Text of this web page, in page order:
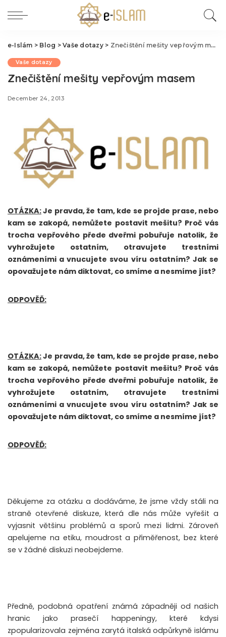
e-Islám > Blog >Vaše dotazy> Znečištění mešity vepřovým masem
Vaše dotazy
Znečištění mešity vepřovým masem
December 24, 2013
OTÁZKA:Je pravda, že tam, kde se projde prase, nebo
kam se zakopá, nemůžete postavit mešitu? Proč vás
trocha vepřového přede dveřmi pobuřuje natolik, že
vyhrožujete ostatním, otravujete trestními
oznámeními a vnucujete svou víru ostatním? Jak se
opovažujete nám diktovat, co smíme a nesmíme jíst?
ODPOVĚĎ:
OTÁZKA:Je pravda, že tam, kde se projde prase, nebo
kam se zakopá, nemůžete postavit mešitu? Proč vás
trocha vepřového přede dveřmi pobuřuje natolik, že
vyhrožujete ostatním, otravujete trestními
oznámeními a vnucujete svou víru ostatním? Jak se
opovažujete nám diktovat, co smíme a nesmíme jíst?
ODPOVĚĎ:
Děkujeme za otázku a dodáváme, že jsme vždy stáli na
straně otevřené diskuze, která dle nás může vyřešit a
vyjasnit většinu problémů a sporů mezi lidmi. Zároveň
apelujeme na etiku, moudrost a přiměřenost, bez které
se v žádné diskuzi neobejdeme.
Předně, podobná opatření známá západněji od našich
hranic jako prasečí happeningy, které kdysi
zpopularizovala zejména zarytá italská odpůrkyně islámu